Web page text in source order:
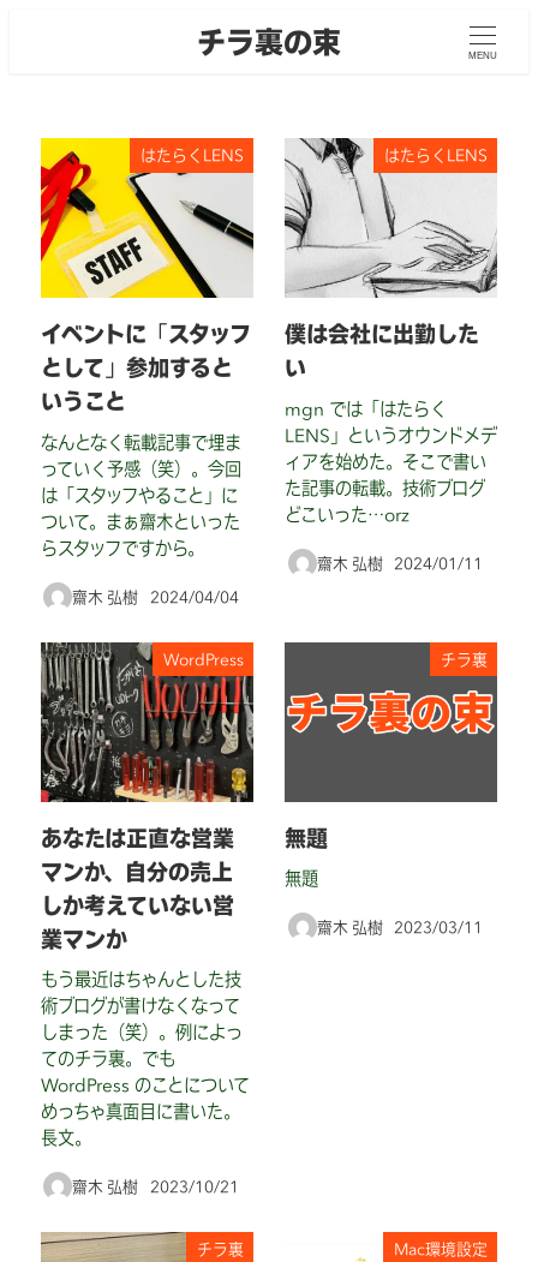
チラ裏の束 MENU
はたらくLENS
イベントに「スタッフ
として」参加すると
いうこと
なんとなく転載記事で埋ま
っていく予感（笑）。今回
は「スタッフやること」に
ついて。まぁ齋木といった
らスタッフですから。
齋木 弘樹 投稿日
2024/04/04
はたらくLENS
僕は会社に出勤した
い
mgn では「はたらく
LENS」というオウンドメデ
ィアを始めた。そこで書い
た記事の転載。技術ブログ
どこいった…orz
齋木 弘樹 投稿日
2024/01/11
WordPress
あなたは正直な営業
マンか、自分の売上
しか考えていない営
業マンか
もう最近はちゃんとした技
術ブログが書けなくなって
しまった（笑）。例によっ
てのチラ裏。でも
WordPress のことについて
めっちゃ真面目に書いた。
長文。
齋木 弘樹 投稿日
2023/10/21
チラ裏
無題
無題
齋木 弘樹 投稿日
2023/03/11
チラ裏 Mac環境設定